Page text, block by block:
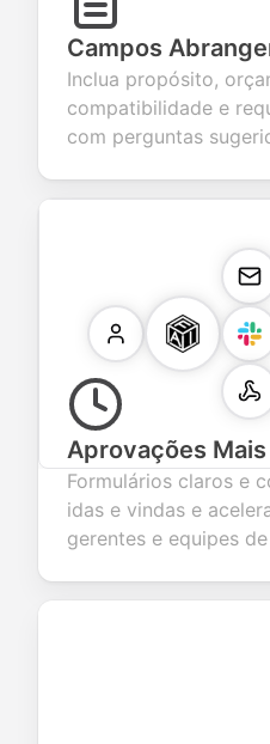
Campos
Inclua propósito,
compatibilidade e
com perguntas
Aprovações Mais
Formulários claros e
idas e vindas e
gerentes e equipes de